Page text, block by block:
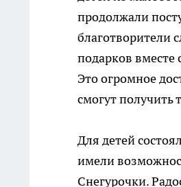
продолжали
благотворители
подарков вместе
Это огромное
смогут
Для детей
имели
Снегурочки.